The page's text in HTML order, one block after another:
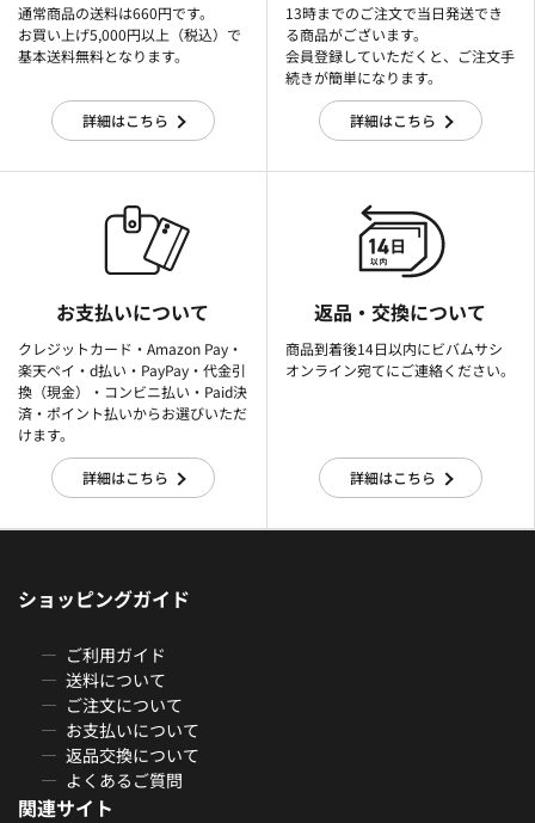
通常商品の送料は660円です。
お買い上げ5,000円以上（税込）で
基本送料無料となります。
詳細はこちら
13時までのご注文で当日発送でき
る商品がございます。
会員登録していただくと、ご注文手
続きが簡単になります。
詳細はこちら
お支払いについて
クレジットカード・Amazon Pay・
楽天ぺイ・d払い・PayPay・代金引
換（現金）・コンビニ払い・Paid決
済・ポイント払いからお選びいただ
けます。
詳細はこちら
返品・交換について
商品到着後14日以内にビバムサシ
オンライン宛てにご連絡ください。
詳細はこちら
ショッピングガイド
ご利用ガイド
送料について
ご注文について
お支払いについて
返品交換について
よくあるご質問
関連サイト